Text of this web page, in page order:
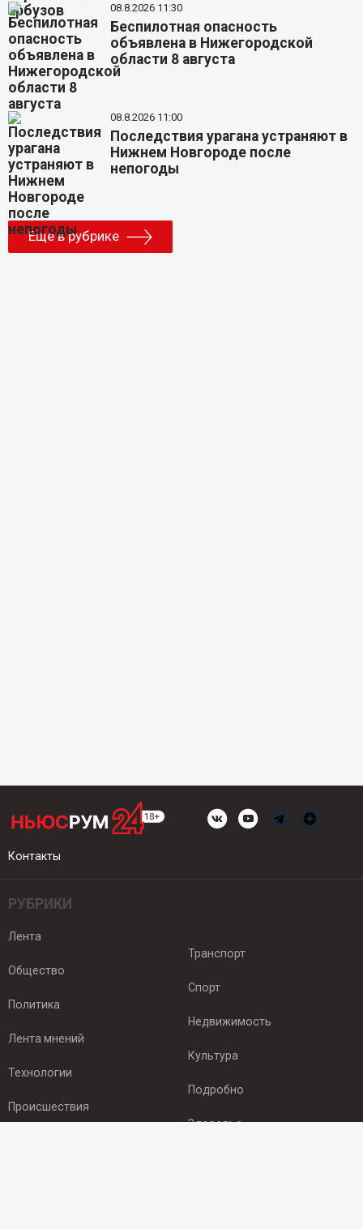
08.8.2026 11:30
Беспилотная опасность
объявлена в Нижегородской
области 8 августа
08.8.2026 11:00
Последствия урагана устраняют в
Нижнем Новгороде после
непогоды
Еще в рубрике
Контакты
РУБРИКИ
Лента
Общество
Политика
Лента мнений
Технологии
Происшествия
Транспорт
Спорт
Недвижимость
Культура
Подробно
Здоровье